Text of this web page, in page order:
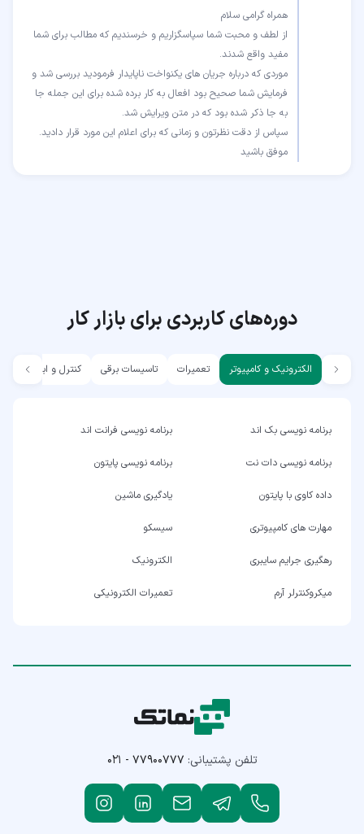
از لطف و محبت شما سپاسگزاریم و خرسندیم که مطالب برای شما
موردی که درباره جریان های یکنواخت ناپایدار فرمودید بررسی شد و
فرمایش شما صحیح بود افعال به کار برده شده برای این جمله جا
موفق باشید
دوره‌های کاربردی برای بازار کار
الکترونیک و کامپیوتر تعمیرات تاسیسات برقی کنترل و ابزار دقیق
برنامه نویسی بک اند برنامه نویسی فرانت اند
برنامه نویسی دات نت برنامه نویسی پایتون
داده کاوی با پایتون یادگیری ماشین
مهارت های کامپیوتری سیسکو
رهگیری جرایم سایبری الکترونیک
میکروکنترلر آرم تعمیرات الکترونیکی
تلفن پشتیبانی: ۰۲۱ - ۷۷۹۰۰۷۷۷